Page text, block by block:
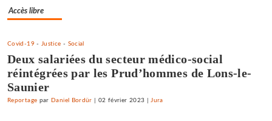
Accès libre
Covid-19- Justice - Social
Deux salariées du secteur médico-social
réintégrées par les Prud’hommes de Lons-le-
Saunier
Reportage par Daniel Bordür 02 février 2023 |Jura